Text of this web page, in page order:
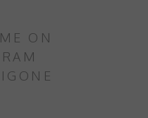
ON